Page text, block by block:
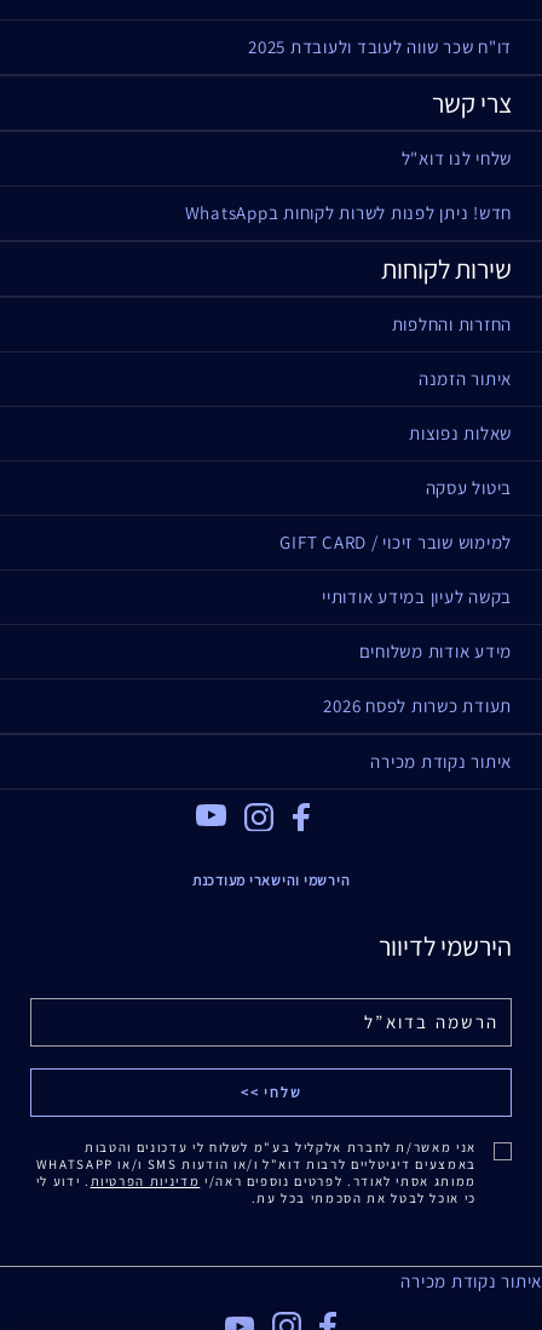
דו"ח שכר שווה לעובד ולעובדת 2025
צרי קשר
שלחי לנו דוא"ל
חדש! ניתן לפנות לשרות לקוחות בWhatsApp
שירות לקוחות
החזרות והחלפות
איתור הזמנה
שאלות נפוצות
ביטול עסקה
למימוש שובר זיכוי / GIFT CARD
בקשה לעיון במידע אודותיי
מידע אודות משלוחים
תעודת כשרות לפסח 2026
איתור נקודת מכירה
Facebook
הירשמי והישארי מעודכנת
הירשמי לדיוור
אני מאשר/ת לחברת אלקליל בע"מ לשלוח לי עדכונים והטבות
באמצעים דיגיטליים לרבות דוא"ל ו/או הודעות SMS ו/או WHATSAPP
ממותג אסתי לאודר. לפרטים נוספים ראה/י מדיניות הפרטיות . ידוע לי
כי אוכל לבטל את הסכמתי בכל עת.
איתור נקודת מכירה